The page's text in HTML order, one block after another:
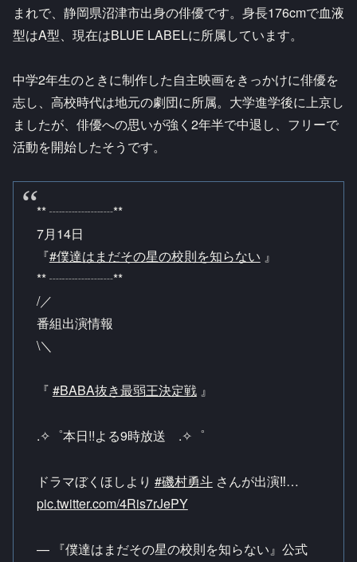
まれで、静岡県沼津市出身の俳優です。身長176cmで血液
型はA型、現在はBLUE LABELに所属しています。
中学2年生のときに制作した自主映画をきっかけに俳優を
志し、高校時代は地元の劇団に所属。大学進学後に上京し
ましたが、俳優への思いが強く2年半で中退し、フリーで
活動を開始したそうです。
** ┈┈┈┈┈**
7月14日
『#僕達はまだその星の校則を知らない 』
** ┈┈┈┈┈**
/／
️番組出演情報
\＼
『 #BABA抜き最弱王決定戦』
.✧゜本日!!よる9時放送 .✧゜
ドラマぼくほしより #磯村勇斗さんが出演‼️…
pic.twitter.com/4Ris7rJePY
— 『僕達はまだその星の校則を知らない』公式